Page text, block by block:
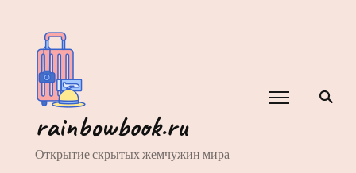
rainbowbook.ru
Открытие скрытых жемчужин мира